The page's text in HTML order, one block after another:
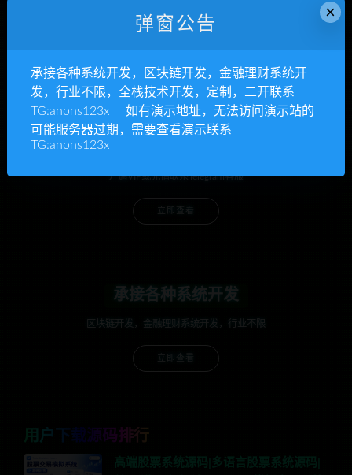
开通VIP或充值联系Telegram客服
立即查看
承接各种系统开发
区块链开发，金融理财系统开发，行业不限
立即查看
用户下载源码排行
高端股票系统源码|多语言股票系统源码|
×
弹窗公告
承接各种系统开发，区块链开发，金融理财系统开
发，行业不限，全栈技术开发，定制，二开联系
TG:anons123x 如有演示地址，无法访问演示站的
可能服务器过期，需要查看演示联系
TG:anons123x